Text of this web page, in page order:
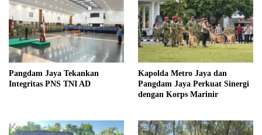
Pangdam Jaya Tekankan
Integritas PNS TNI AD
Kapolda Metro Jaya dan
Pangdam Jaya Perkuat Sinergi
dengan Korps Marinir